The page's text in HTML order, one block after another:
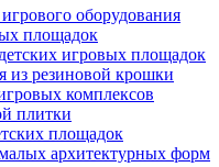
оборудования
площадок
игровых площадок
из резиновой крошки
комплексов
плитки
площадок
архитектурных форм